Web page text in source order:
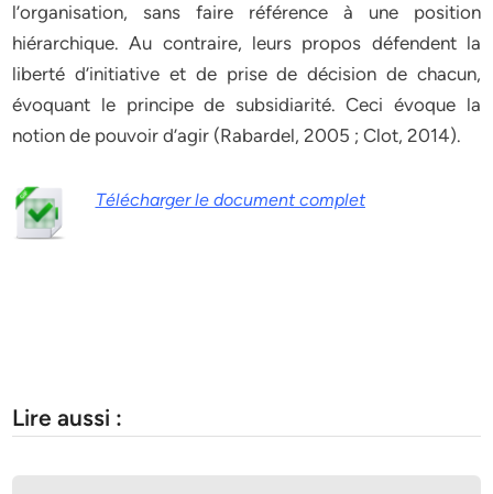
l’organisation, sans faire référence à une position
hiérarchique. Au contraire, leurs propos défendent la
liberté d’initiative et de prise de décision de chacun,
évoquant le principe de subsidiarité. Ceci évoque la
notion de pouvoir d’agir (Rabardel, 2005 ; Clot, 2014).
Télécharger le document complet
Lire aussi :